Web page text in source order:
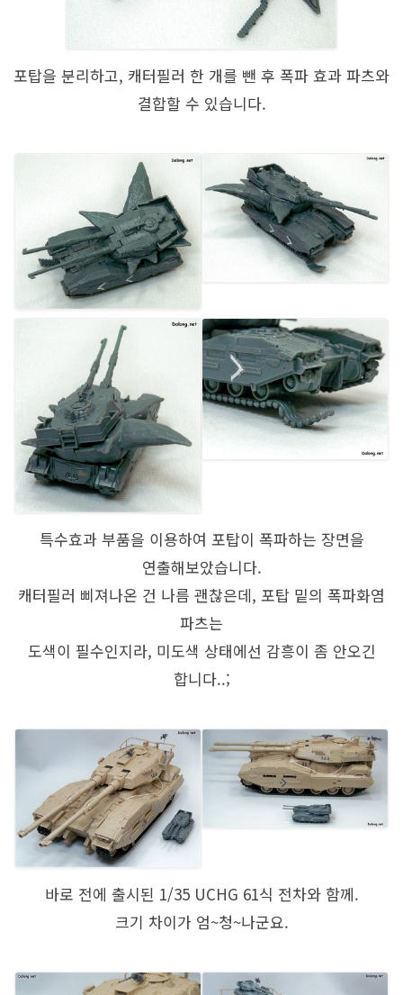
포탑을 분리하고, 캐터필러 한 개를 뺀 후 폭파 효과 파츠와
결합할 수 있습니다.
특수효과 부품을 이용하여 포탑이 폭파하는 장면을
연출해보았습니다.
캐터필러 삐져나온 건 나름 괜찮은데, 포탑 밑의 폭파화염
파츠는
도색이 필수인지라, 미도색 상태에선 감흥이 좀 안오긴
합니다..;
바로 전에 출시된 1/35 UCHG 61식 전차와 함께.
크기 차이가 엄~청~나군요.